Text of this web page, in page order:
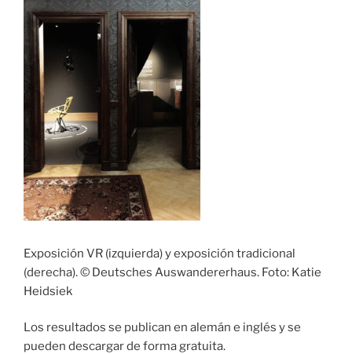
Exposición VR (izquierda) y exposición tradicional
(derecha). © Deutsches Auswandererhaus. Foto: Katie
Heidsiek
Los resultados se publican en alemán e inglés y se
pueden descargar de forma gratuita.